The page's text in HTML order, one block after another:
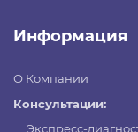
Информация
О Компании
Консультации:
Экспресс-